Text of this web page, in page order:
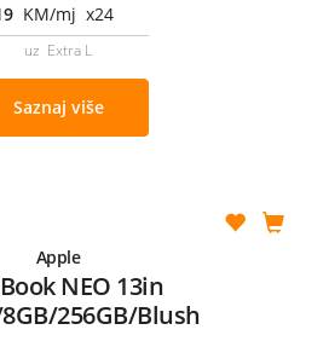
KM/mj x24
uz Extra L
Saznaj više
Apple
NEO 13in
256GB/Blush